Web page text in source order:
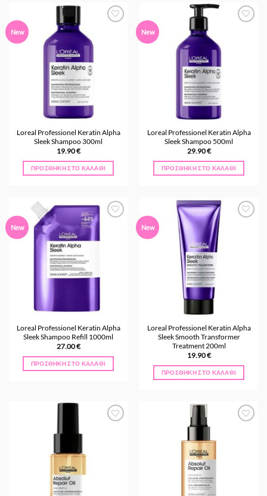
New
Αγαπημένα
Loreal Professionel Keratin Alpha
Sleek Shampoo 300ml
19.90€
ΠΡΟΣΘΉΚΗ ΣΤΟ ΚΑΛΆΘΙ
New
Loreal Professionel Keratin Alpha
Sleek Shampoo 500ml
29.90€
ΠΡΟΣΘΉΚΗ ΣΤΟ ΚΑΛΆΘΙ
New
Προσθήκη
Αγαπημένα
Loreal Professionel Keratin Alpha
Sleek Shampoo Refill 1000ml
27.00€
ΠΡΟΣΘΉΚΗ ΣΤΟ ΚΑΛΆΘΙ
New
Loreal Professionel Keratin Alpha
Sleek Smooth Transformer
Treatment 200ml
19.90€
ΠΡΟΣΘΉΚΗ ΣΤΟ ΚΑΛΆΘΙ